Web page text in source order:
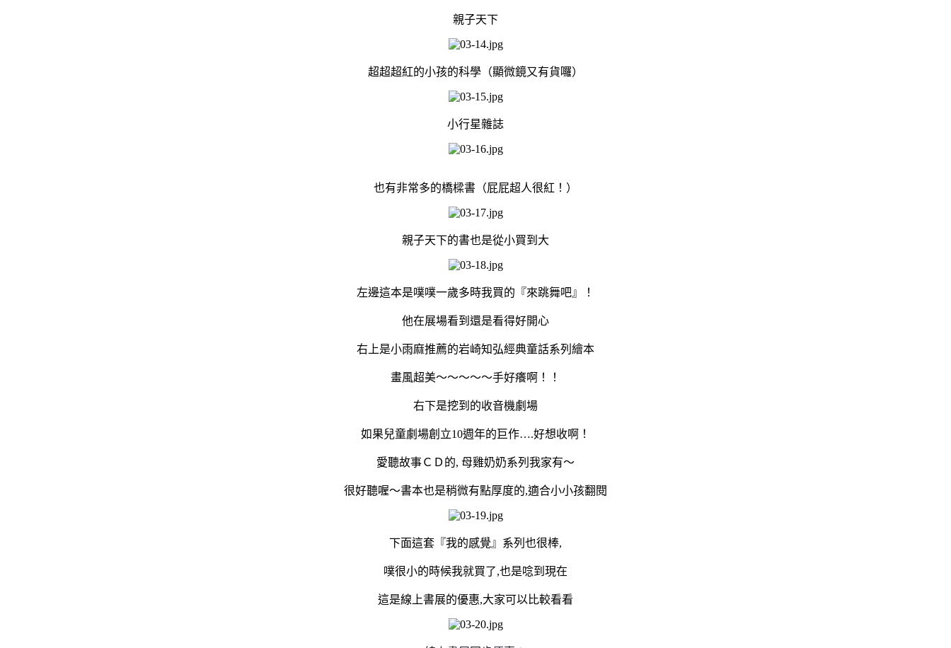
親子天下
超超超紅的小孩的科學（顯微鏡又有貨囉）
小行星雜誌
也有非常多的橋樑書（屁屁超人很紅！）
親子天下的書也是從小買到大
左邊這本是噗噗一歲多時我買的『來跳舞吧』！
他在展場看到還是看得好開心
右上是小雨麻推薦的岩崎知弘經典童話系列繪本
畫風超美～～～～～手好癢啊！！
右下是挖到的收音機劇場
如果兒童劇場創立10週年的巨作….好想收啊！
愛聽故事ＣＤ的, 母雞奶奶系列我家有～
很好聽喔～書本也是稍微有點厚度的,適合小小孩翻閱
下面這套『我的感覺』系列也很棒,
噗很小的時候我就買了,也是唸到現在
這是線上書展的優惠,大家可以比較看看